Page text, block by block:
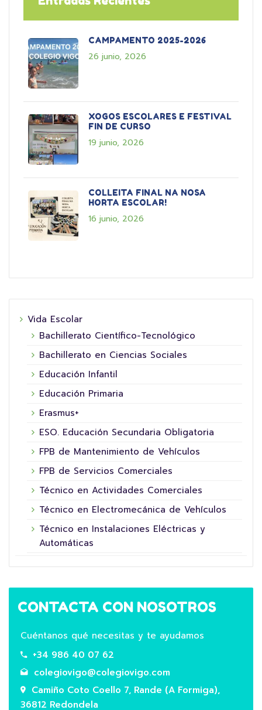
CAMPAMENTO 2025-2026
26 junio, 2026
XOGOS ESCOLARES E FESTIVAL
FIN DE CURSO
19 junio, 2026
COLLEITA FINAL NA NOSA
HORTA ESCOLAR!
16 junio, 2026
Vida Escolar
Bachillerato Científico-Tecnológico
Bachillerato en Ciencias Sociales
Educación Infantil
Educación Primaria
Erasmus+
ESO. Educación Secundaria Obligatoria
FPB de Mantenimiento de Vehículos
FPB de Servicios Comerciales
Técnico en Actividades Comerciales
Técnico en Electromecánica de Vehículos
Técnico en Instalaciones Eléctricas y
Automáticas
CONTACTA CON NOSOTROS
Cuéntanos qué necesitas y te ayudamos
+34 986 40 07 62
colegiovigo@colegiovigo.com
Camiño Coto Coello 7, Rande (A Formiga),
36812 Redondela